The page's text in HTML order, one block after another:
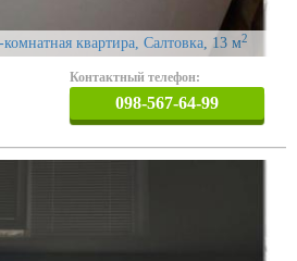
квартира, Салтовка , 13 м2
Контактный телефон:
098-567-64-99